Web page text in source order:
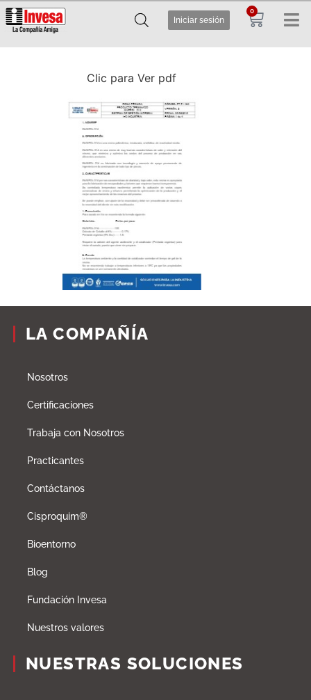
Iniciar sesión
0
Clic para Ver pdf
LA COMPAÑÍA
Nosotros
Certificaciones
Trabaja con Nosotros
Practicantes
Contáctanos
Cisproquim®
Bioentorno
Blog
Fundación Invesa
Nuestros valores
NUESTRAS SOLUCIONES